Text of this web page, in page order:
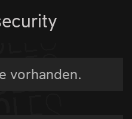
vorhanden.